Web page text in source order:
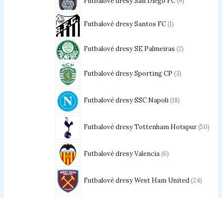
Futbalové dresy Santos FC 1
Futbalové dresy SE Palmeiras 2
Futbalové dresy Sporting CP 3
Futbalové dresy SSC Napoli 18
Futbalové dresy Tottenham Hotspur 50
Futbalové dresy Valencia 6
Futbalové dresy West Ham United 24